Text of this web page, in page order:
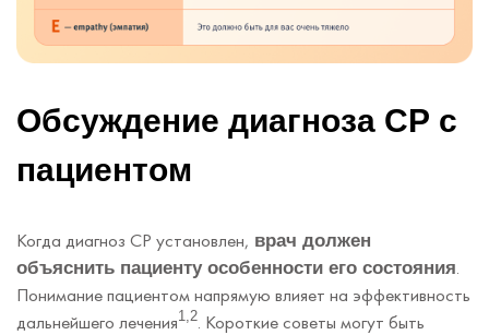
Обсуждение диагноза СР с
пациентом
Когда диагноз СР установлен, врач должен
объяснить пациенту особенности его состояния.
Понимание пациентом напрямую влияет на эффективность
дальнейшего лечения1,2. Короткие советы могут быть